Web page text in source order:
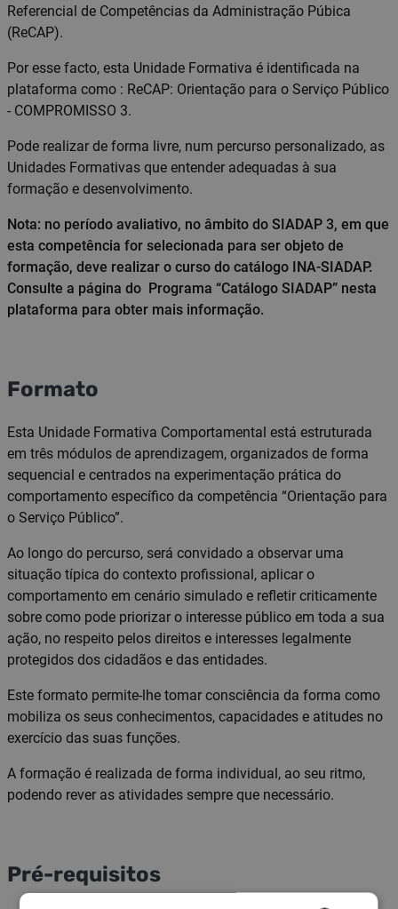
Referencial de Competências da Administração Púbica
(ReCAP).
Por esse facto, esta Unidade Formativa é identificada na
plataforma como : ReCAP: Orientação para o Serviço Público
- COMPROMISSO 3.
Pode realizar de forma livre, num percurso personalizado, as
Unidades Formativas que entender adequadas à sua
formação e desenvolvimento.
Nota: no período avaliativo, no âmbito do SIADAP 3, em que
esta competência for selecionada para ser objeto de
formação, deve realizar o curso do catálogo INA-SIADAP.
Consulte a página do Programa “Catálogo SIADAP” nesta
plataforma para obter mais informação.
Formato
Esta Unidade Formativa Comportamental está estruturada
em três módulos de aprendizagem, organizados de forma
sequencial e centrados na experimentação prática do
comportamento específico da competência “Orientação para
o Serviço Público”.
Ao longo do percurso, será convidado a observar uma
situação típica do contexto profissional, aplicar o
comportamento em cenário simulado e refletir criticamente
sobre como pode priorizar o interesse público em toda a sua
ação, no respeito pelos direitos e interesses legalmente
protegidos dos cidadãos e das entidades.
Este formato permite-lhe tomar consciência da forma como
mobiliza os seus conhecimentos, capacidades e atitudes no
exercício das suas funções.
A formação é realizada de forma individual, ao seu ritmo,
podendo rever as atividades sempre que necessário.
Pré-requisitos